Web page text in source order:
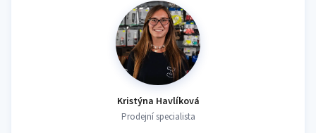
Kristýna Havlíková
Prodejní specialista